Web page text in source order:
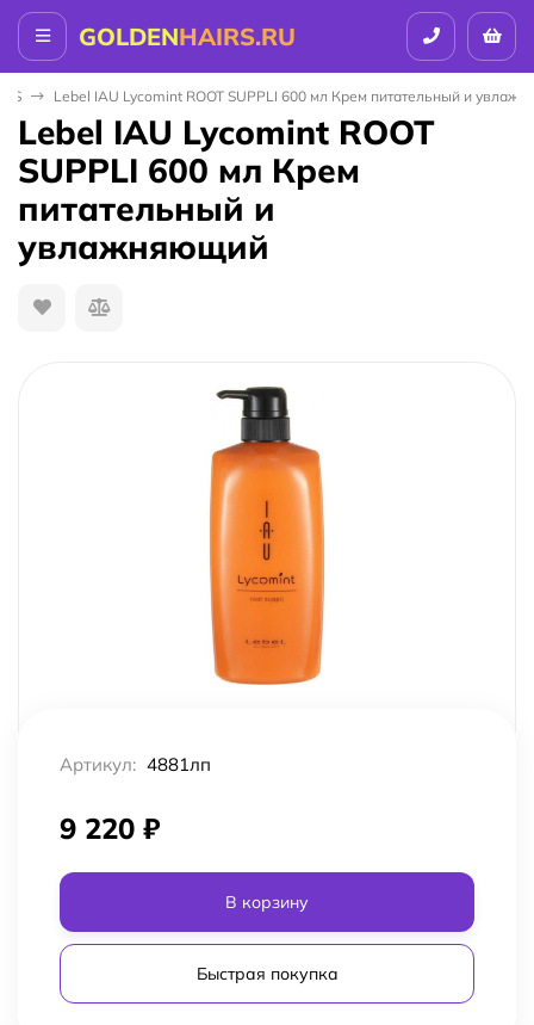
GOLDENHAIRS.RU
Lebel IAU Lycomint ROOT SUPPLI 600 мл Крем питательный и
Lebel IAU Lycomint ROOT
SUPPLI 600 мл Крем
питательный и
увлажняющий
Артикул: 4881лп
9 220 ₽
В корзину
Быстрая покупка